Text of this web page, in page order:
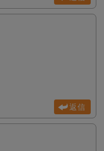
返信